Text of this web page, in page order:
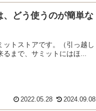
どう使うのが簡単な
トストアです。（引っ越し
まで、サミットにはほ...
2022.05.28 2024.09.08